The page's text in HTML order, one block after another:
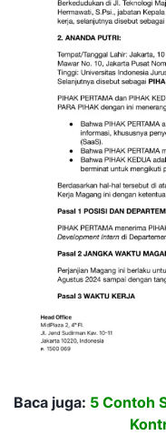
Baca juga: 5 Contoh